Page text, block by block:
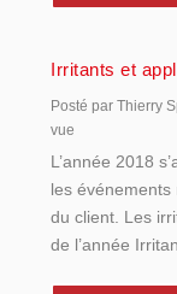
Irritants et
Posté parThierry
vue
L’année 2018
les événements
du client. Les
de l’année